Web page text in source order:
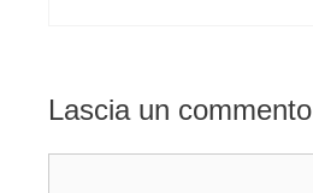
Lascia un commento